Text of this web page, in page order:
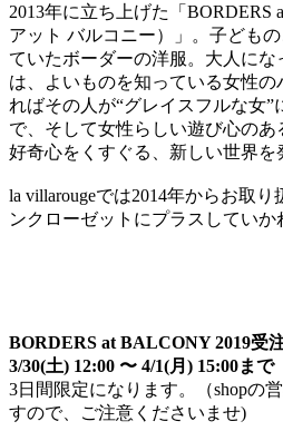
2013年に立ち上げた「
アット バルコニー）」。子ども
ていたボーダーの洋服。大人に
は、よいものを知っている女性
ればその人が“グレイスフルな女
で、そして女性らしい遊び心の
好奇心をくすぐる、新しい世界を
la villarougeでは2014年からお取
ンクローゼットにプラスしていか
BORDERS at BALCONY 2019受
3/30(土) 12:00 〜 4/1(月) 15:00まで
3日間限定になります。（shopの
すので、ご注意くださいませ)